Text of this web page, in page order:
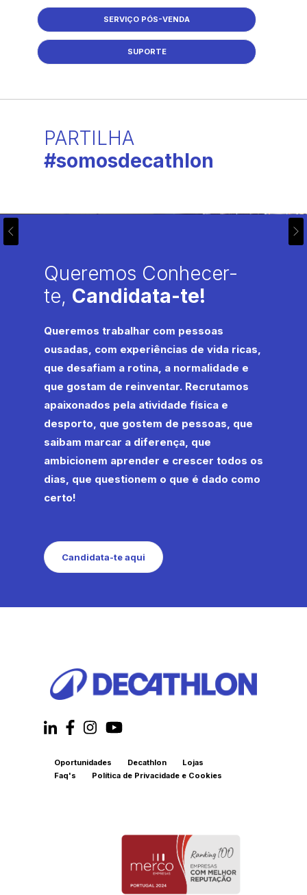
SERVIÇO PÓS-VENDA
SUPORTE
PARTILHA
#somosdecathlon
Queremos Conhecer-
te, Candidata-te!
Queremos trabalhar com pessoas
ousadas, com experiências de vida ricas,
que desafiam a rotina, a normalidade e
que gostam de reinventar. Recrutamos
apaixonados pela atividade física e
desporto, que gostem de pessoas, que
saibam marcar a diferença, que
ambicionem aprender e crescer todos os
dias, que questionem o que é dado como
certo!
Candidata-te aqui
Oportunidades Decathlon
Lojas
Faq's
Política de Privacidade e Cookies